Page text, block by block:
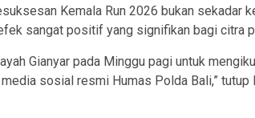
Kemala Run 2026 bukan sekadar
sangat positif yang signifikan bagi citra
Gianyar pada Minggu pagi untuk
sosial resmi Humas Polda Bali,” tutup